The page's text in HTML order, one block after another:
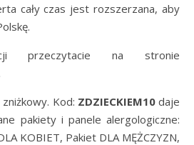
cały czas jest rozszerzana, aby
przeczytacie na stronie
Kod: ZDZIECKIEM10daje
pakiety i panele alergologiczne:
KOBIET, Pakiet DLA MĘŻCZYZN,